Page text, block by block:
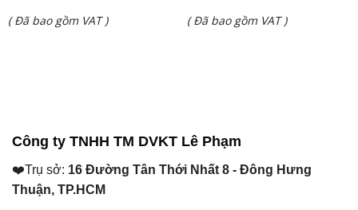
là:
Giá
( Đã bao gồm VAT )
là:
Giá
( Đã bao gồm VAT )
Công ty TNHH TM DVKT Lê Phạm
❤️Trụ sở: 16 Đường Tân Thới Nhất 8 - Đông Hưng
Thuận, TP.HCM